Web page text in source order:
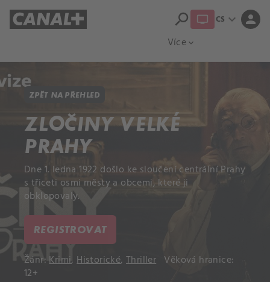
Více expand_more
search CS expand_more person
ZPĚT NA PŘEHLED
ZLOČINY VELKÉ
PRAHY
Dne 1. ledna 1922 došlo ke sloučení centrální Prahy
s třiceti osmi městy a obcemi, které ji
obklopovaly.
REGISTROVAT
Žánr:Krimi,Historické,Thriller Věková hranice:
12+